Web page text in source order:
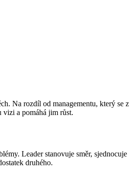
Na rozdíl od managementu, který se
vizi a pomáhá jim růst.
Leader stanovuje směr,
druhého.